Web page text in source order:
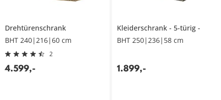
Drehtürenschrank
BHT 240|216|60 cm
2
4.599,-
Kleiderschrank
5-türig
BHT 250|236|58 cm
1.899,-